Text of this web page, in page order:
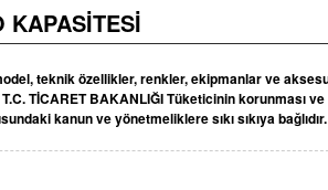
KAPASİTESİ
teknik özellikler, renkler, ekipmanlar ve
TİCARET BAKANLIĞI Tüketicinin korunması
kanun ve yönetmeliklere sıkı sıkıya bağlıdır.